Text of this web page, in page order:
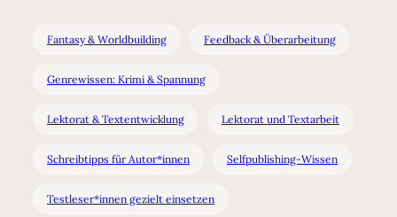
Fantasy & Worldbuilding Feedback & Überarbeitung
Genrewissen: Krimi & Spannung
Lektorat & Textentwicklung Lektorat und Textarbeit
Schreibtipps für Autor*innen Selfpublishing-Wissen
Testleser*innen gezielt einsetzen